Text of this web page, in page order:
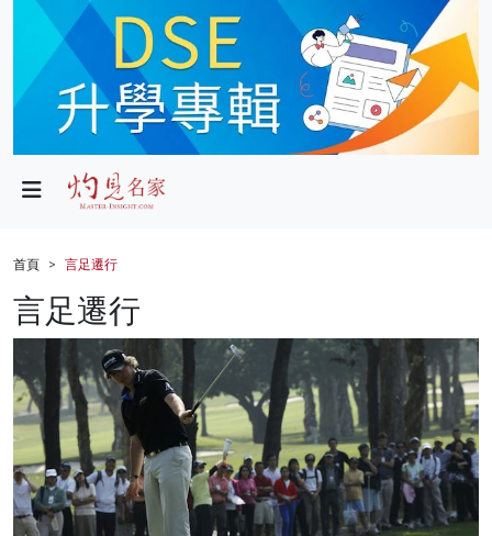
政局
財經
生活
健康
商業
科技
影片
名家榜
首頁 言足遷行
言足遷行